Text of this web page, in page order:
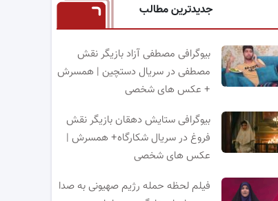
جدیدترین مطالب
بیوگرافی مصطفی آزاد بازیگر نقش
مصطفی در سریال دستچین | همسرش
+ عکس های شخصی
بیوگرافی ستایش دهقان بازیگر نقش
فروغ در سریال شکارگاه+ همسرش |
عکس های شخصی
فیلم لحظه حمله رژیم صهیونی به صدا